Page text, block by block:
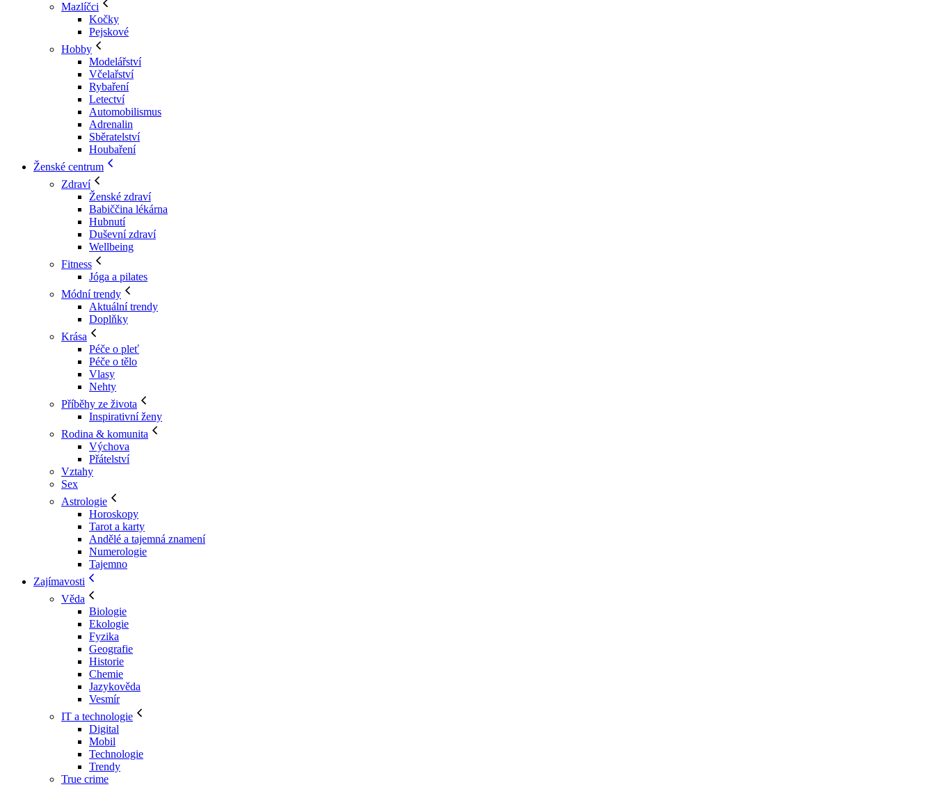
Mazlíčci
Kočky
Pejskové
Hobby
Modelářství
Včelařství
Rybaření
Letectví
Automobilismus
Adrenalin
Sběratelství
Houbaření
Ženské centrum
Zdraví
Ženské zdraví
Babiččina lékárna
Hubnutí
Duševní zdraví
Wellbeing
Fitness
Jóga a pilates
Módní trendy
Aktuální trendy
Doplňky
Krása
Péče o pleť
Péče o tělo
Vlasy
Nehty
Příběhy ze života
Inspirativní ženy
Rodina & komunita
Výchova
Přátelství
Vztahy
Sex
Astrologie
Horoskopy
Tarot a karty
Andělé a tajemná znamení
Numerologie
Tajemno
Zajímavosti
Věda
Biologie
Ekologie
Fyzika
Geografie
Historie
Chemie
Jazykověda
Vesmír
IT a technologie
Digital
Mobil
Technologie
Trendy
True crime